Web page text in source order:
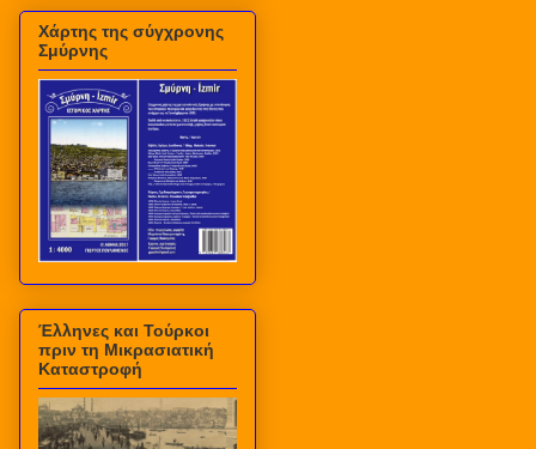
Χάρτης της σύγχρονης
Σμύρνης
Έλληνες και Τούρκοι
πριν τη Μικρασιατική
Καταστροφή